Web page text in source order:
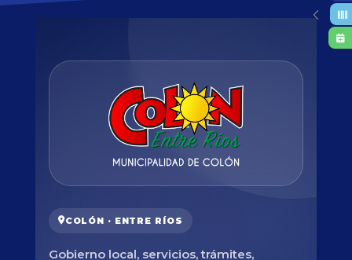
COLÓN · ENTRE RÍOS
Gobierno local, servicios, trámites,